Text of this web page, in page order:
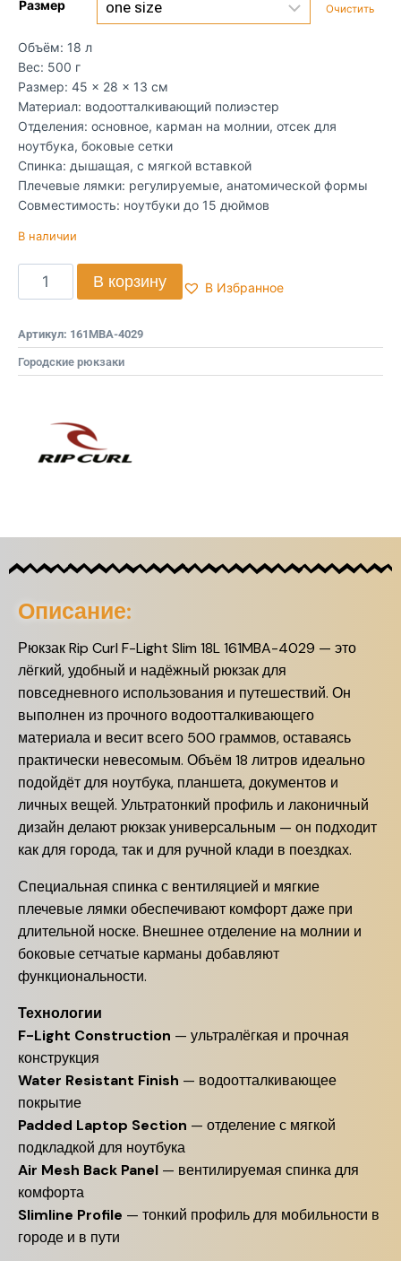
Размер Очистить
Объём: 18 л
Вес: 500 г
Размер: 45 × 28 × 13 см
Материал: водоотталкивающий полиэстер
Отделения: основное, карман на молнии, отсек для
ноутбука, боковые сетки
Спинка: дышащая, с мягкой вставкой
Плечевые лямки: регулируемые, анатомической формы
Совместимость: ноутбуки до 15 дюймов
В наличии
В корзину В Избранное
Артикул: 161MBA-4029
Городские рюкзаки
Описание:
Рюкзак Rip Curl F-Light Slim 18L 161MBA-4029 — это
лёгкий, удобный и надёжный рюкзак для
повседневного использования и путешествий. Он
выполнен из прочного водоотталкивающего
материала и весит всего 500 граммов, оставаясь
практически невесомым. Объём 18 литров идеально
подойдёт для ноутбука, планшета, документов и
личных вещей. Ультратонкий профиль и лаконичный
дизайн делают рюкзак универсальным — он подходит
как для города, так и для ручной клади в поездках.
Специальная спинка с вентиляцией и мягкие
плечевые лямки обеспечивают комфорт даже при
длительной носке. Внешнее отделение на молнии и
боковые сетчатые карманы добавляют
функциональности.
Технологии
F-Light Construction — ультралёгкая и прочная
конструкция
Water Resistant Finish — водоотталкивающее
покрытие
Padded Laptop Section — отделение с мягкой
подкладкой для ноутбука
Air Mesh Back Panel — вентилируемая спинка для
комфорта
Slimline Profile — тонкий профиль для мобильности в
городе и в пути